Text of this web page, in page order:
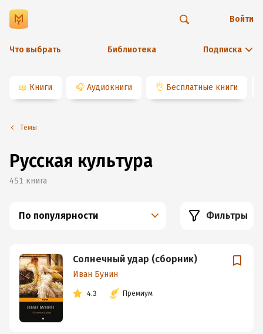
Что выбрать Библиотека Подписка
Войти
📖 Книги 🎧 Аудиокниги 👌 Бесплатные книги
Темы
Русская культура
451 книга
По популярности Фильтры
Солнечный удар (сборник)
Иван Бунин
4.3 Премиум